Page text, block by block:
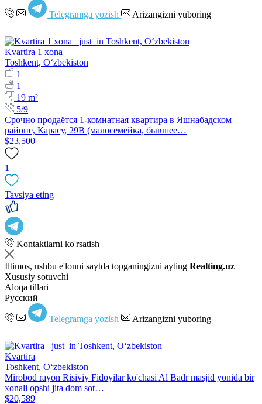
Telegramga yozish Arizangizni yuboring
Kvartira 1 xona
Toshkent, Oʻzbekiston
1
1
19 m²
5/9
Срочно продаётся 1-комнатная квартира в Яшнабадском
районе, Карасу, 29В (малосемейка, бывшее…
$23,500
1
Tavsiya eting
Kontaktlarni ko'rsatish
Iltimos, ushbu e'lonni saytda topganingizni ayting Realting.uz
Xususiy sotuvchi
Aloqa tillari
Русский
Telegramga yozish Arizangizni yuboring
Kvartira
Toshkent, Oʻzbekiston
Mirobod rayon Risiviy Fidoyilar ko'chasi Al Badr masjid yonida bir
xonali opshi jita dom sot…
$20,589